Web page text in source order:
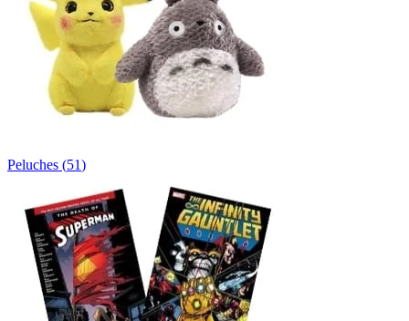
Peluches (51)